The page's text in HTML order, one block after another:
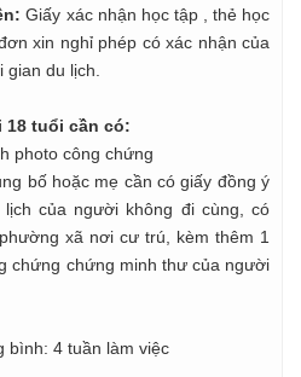
Giấy xác nhận học tập , thẻ học
xin nghỉ phép có xác nhận của
du lịch.
18 tuổi cần có:
photo công chứng
bố hoặc mẹ cần có giấy đồng ý
của người không đi cùng, có
xã nơi cư trú, kèm thêm 1
chứng chứng minh thư của người
bình: 4 tuần làm việc